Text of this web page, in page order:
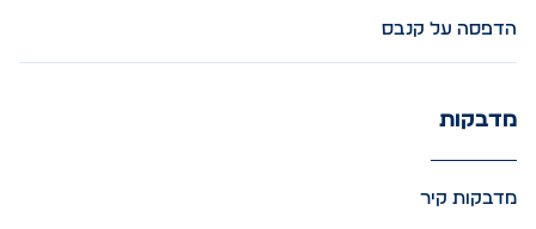
הדפסה על קנבס
מדבקות
מדבקות קיר